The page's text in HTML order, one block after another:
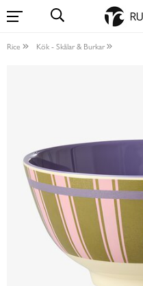
Rice Kök - Skålar & Burkar